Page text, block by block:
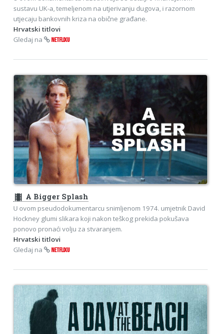
sustavu UK-a, temeljenom na utjerivanju dugova, i razornom
utjecaju bankovnih kriza na obične građane.
Hrvatski titlovi
Gledaj na
NETFLIXU
theaters A Bigger Splash
U ovom pseudodokumentarcu snimljenom 1974. umjetnik David
Hockney glumi slikara koji nakon teškog prekida pokušava
ponovo pronaći volju za stvaranjem.
Hrvatski titlovi
Gledaj na
NETFLIXU